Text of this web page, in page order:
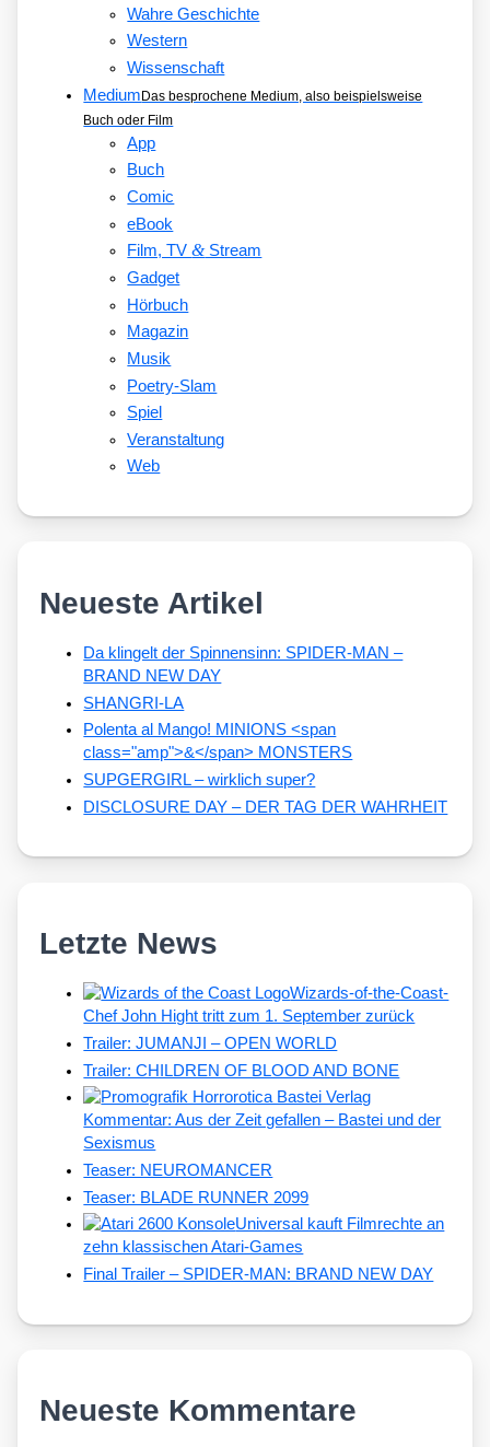
Wahre Geschichte
Western
Wissenschaft
MediumDas besprochene Medium, also beispielsweise
Buch oder Film
App
Buch
Comic
eBook
Film, TV&Stream
Gadget
Hörbuch
Magazin
Musik
Poetry-Slam
Spiel
Veranstaltung
Web
Neueste Artikel
Da klingelt der Spinnensinn: SPIDER-MAN –
BRAND NEW DAY
SHANGRI-LA
Polenta al Mango! MINIONS <span
class="amp">&</span> MONSTERS
SUPGERGIRL – wirklich super?
DISCLOSURE DAY – DER TAG DER WAHRHEIT
Letzte News
Wizards-of-the-Coast-
Chef John Hight tritt zum 1. September zurück
Trailer: JUMANJI – OPEN WORLD
Trailer: CHILDREN OF BLOOD AND BONE
Kommentar: Aus der Zeit gefallen – Bastei und der
Sexismus
Teaser: NEUROMANCER
Teaser: BLADE RUNNER 2099
Universal kauft Filmrechte an
zehn klassischen Atari-Games
Final Trailer – SPIDER-MAN: BRAND NEW DAY
Neueste Kommentare